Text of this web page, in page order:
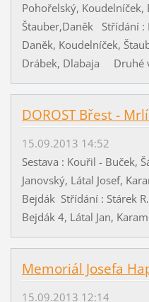
Pohořelský, Koudelníček,
Štauber,Daněk Střídání
Daněk, Koudelníček,
Drábek, Dlabaja Druhé
DOROST Břest -
15.09.2013 14:52
Sestava : Kouřil - Buček,
Janovský, Látal Josef,
Bejdák Střídání : Stárek
Bejdák 4, Látal Jan,
Memoriál Josefa
15.09.2013 12:14